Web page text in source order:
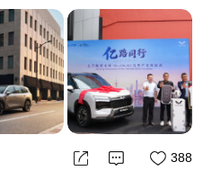
388